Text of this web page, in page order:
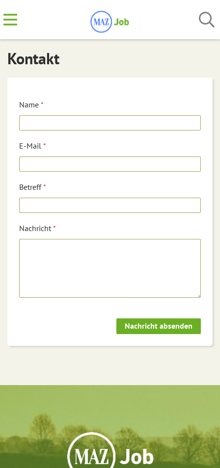
Kontakt
Name *
E-Mail *
Betreff*
Nachricht *